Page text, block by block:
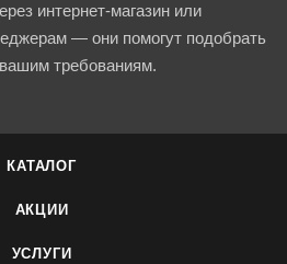
интернет-магазин или
— они помогут подобрать
требованиям.
КАТАЛОГ
АКЦИИ
УСЛУГИ